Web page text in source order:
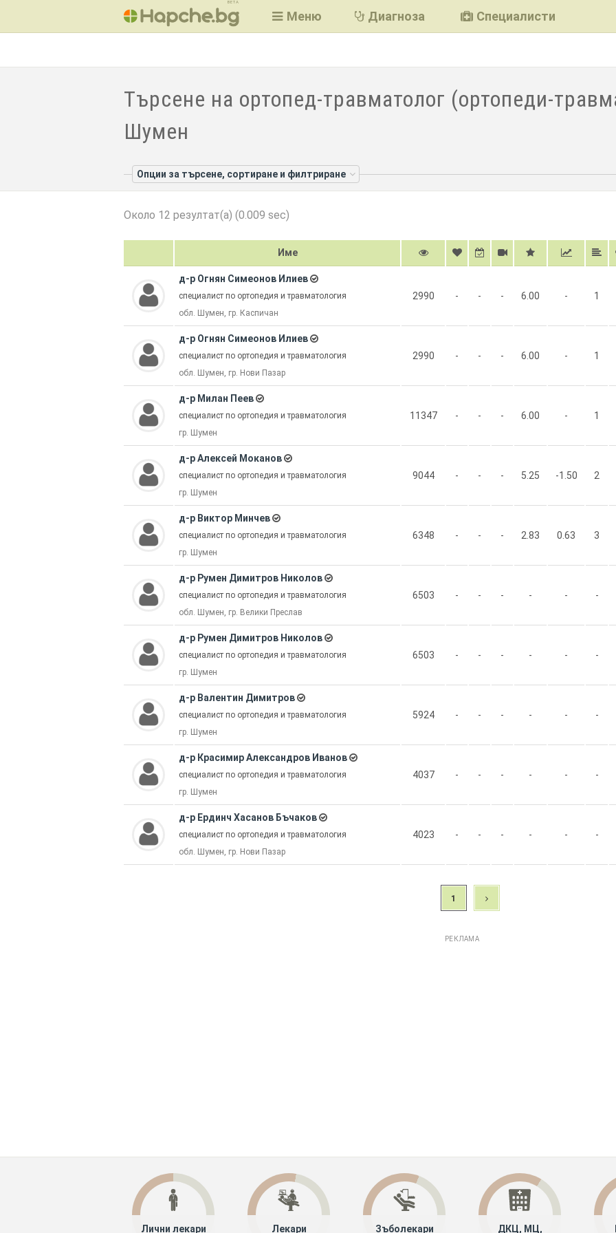
BETA
Меню Диагноза Специалисти
Търсене на ортопед-травматолог (ортопеди-
Шумен
Опции за търсене, сортиране и филтриране
Около 12 резултат(а) (0.009 sec)
Име
д-р Огнян Симеонов Илиев
специалист по ортопедия и травматология
обл. Шумен, гр. Каспичан
2990 - - - 6.00 - 1
д-р Огнян Симеонов Илиев
специалист по ортопедия и травматология
обл. Шумен, гр. Нови Пазар
2990 - - - 6.00 - 1
д-р Милан Пеев
специалист по ортопедия и травматология
гр. Шумен
11347 - - - 6.00 - 1
д-р Алексей Моканов
специалист по ортопедия и травматология
гр. Шумен
9044 - - - 5.25 -1.50 2
д-р Виктор Минчев
специалист по ортопедия и травматология
гр. Шумен
6348 - - - 2.83 0.63 3
д-р Румен Димитров Николов
специалист по ортопедия и травматология
обл. Шумен, гр. Велики Преслав
6503 - - - - - -
д-р Румен Димитров Николов
специалист по ортопедия и травматология
гр. Шумен
6503 - - - - - -
д-р Валентин Димитров
специалист по ортопедия и травматология
гр. Шумен
5924 - - - - - -
д-р Красимир Александров Иванов
специалист по ортопедия и травматология
гр. Шумен
4037 - - - - - -
д-р Ердинч Хасанов Бъчаков
специалист по ортопедия и травматология
обл. Шумен, гр. Нови Пазар
4023 - - - - - -
1
РЕКЛАМА
Лични лекари
Лекари
Зъболекари
ДКЦ, МЦ,